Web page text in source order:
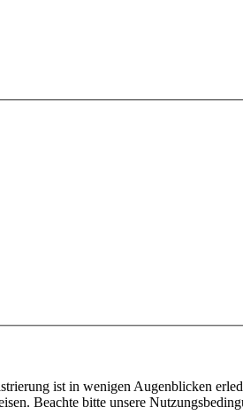
ist in wenigen Augenblicken
Beachte bitte unsere